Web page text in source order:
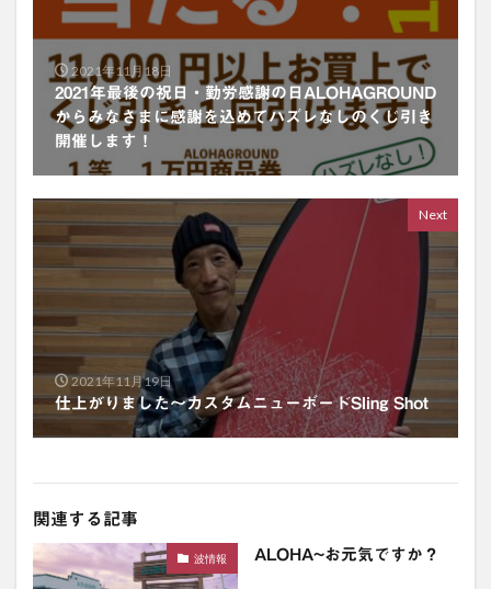
2021年11月18日
2021年最後の祝日・勤労感謝の日ALOHAGROUND
からみなさまに感謝を込めてハズレなしのくじ引き
開催します！
Next
2021年11月19日
仕上がりました〜カスタムニューボードSling Shot
関連する記事
波情報 ALOHA~お元気ですか？